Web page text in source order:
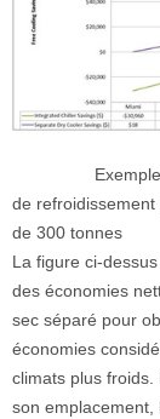
de
de 300 tonnes
La figure ci-
des économies
sec séparé pour
économies
climats plus
son emplacement,